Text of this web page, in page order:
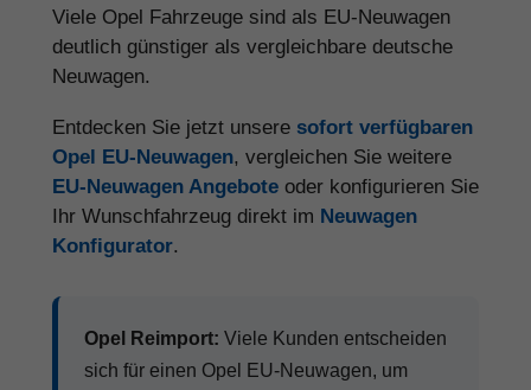
Viele Opel Fahrzeuge sind als EU-Neuwagen
deutlich günstiger als vergleichbare deutsche
Neuwagen.
Entdecken Sie jetzt unsere sofort verfügbaren
Opel EU-Neuwagen, vergleichen Sie weitere
EU-Neuwagen Angebote oder konfigurieren Sie
Ihr Wunschfahrzeug direkt im Neuwagen
Konfigurator.
Opel Reimport: Viele Kunden entscheiden
sich für einen Opel EU-Neuwagen, um